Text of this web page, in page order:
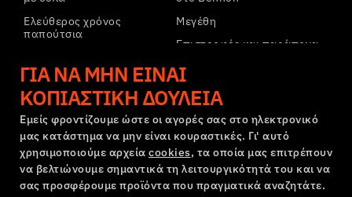
Ελεύθερος χρόνος
παπούτσια
παπούτσια αστραγάλου
Παντελόνια
Φούτερ
Μεγέθη
Επιστροφές και παράπονα
Μεταφορά και πληρωμή
Εταιρικός λογαριασμός
Εγγραφή στο B2B
Παράπονα και εγγύηση
Όροι και προϋποθέσεις Πολιτική Παραπόνων
ΓΙΑ ΝΑ ΜΗΝ ΕΊΝΑΙ
ΚΟΠΙΑΣΤΙΚΉ ΔΟΥΛΕΙΆ
Εμείς φροντίζουμε ώστε οι αγορές σας στο ηλεκτρονικό
μας κατάστημα να μην είναι κουραστικές. Γι' αυτό
χρησιμοποιούμε αρχεία cookies, τα οποία μας επιτρέπουν
να βελτιώνουμε σημαντικά τη λειτουργικότητά του και να
σας προσφέρουμε προϊόντα που πραγματικά αναζητάτε.